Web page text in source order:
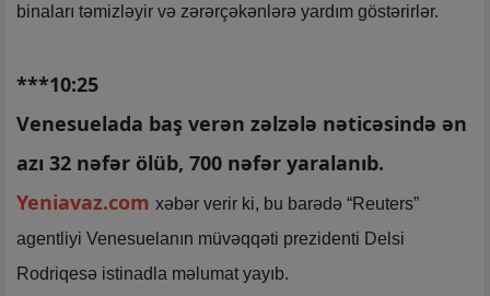
binaları təmizləyir və zərərçəkənlərə yardım göstərirlər.
***10:25
Venesuelada baş verən zəlzələ nəticəsində ən
azı 32 nəfər ölüb, 700 nəfər yaralanıb.
Yeniavaz.com xəbər verir ki, bu barədə “Reuters”
agentliyi Venesuelanın müvəqqəti prezidenti Delsi
Rodriqesə istinadla məlumat yayıb.